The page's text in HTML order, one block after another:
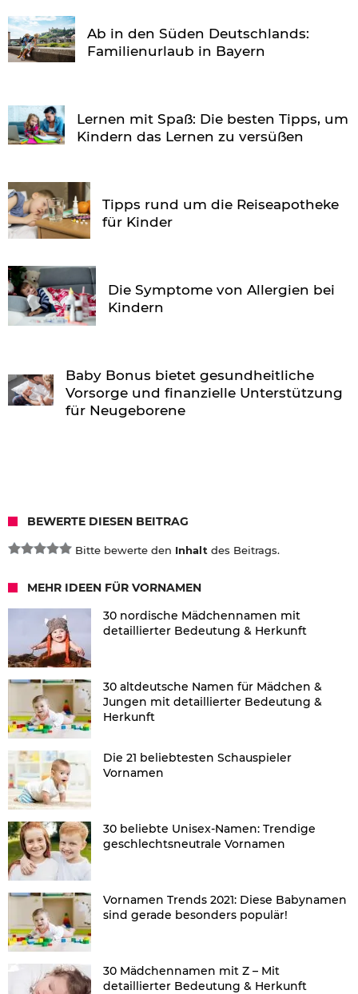
Ab in den Süden Deutschlands:
Familienurlaub in Bayern
Lernen mit Spaß: Die besten Tipps, um
Kindern das Lernen zu versüßen
Tipps rund um die Reiseapotheke
für Kinder
Die Symptome von Allergien bei
Kindern
Baby Bonus bietet gesundheitliche
Vorsorge und finanzielle Unterstützung
für Neugeborene
BEWERTE DIESEN BEITRAG
Bitte bewerte den Inhalt des Beitrags.
MEHR IDEEN FÜR VORNAMEN
30 nordische Mädchennamen mit
detaillierter Bedeutung & Herkunft
30 altdeutsche Namen für Mädchen &
Jungen mit detaillierter Bedeutung &
Herkunft
Die 21 beliebtesten Schauspieler
Vornamen
30 beliebte Unisex-Namen: Trendige
geschlechtsneutrale Vornamen
Vornamen Trends 2021: Diese Babynamen
sind gerade besonders populär!
30 Mädchennamen mit Z – Mit
detaillierter Bedeutung & Herkunft